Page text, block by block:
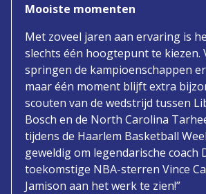
Mooiste momenten
Met zoveel jaren aan ervaring is
slechts één hoogtepunt te kiezen.
springen de kampioenschappen
maar één moment blijft extra
scouten van de wedstrijd tussen
Bosch en de North Carolina
tijdens de Haarlem Basketball
geweldig om legendarische coach
toekomstige NBA-sterren Vince
Jamison aan het werk te zien!”